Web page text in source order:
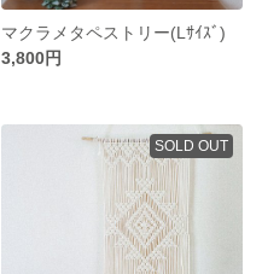
マクラメタペストリー(Lｻｲｽﾞ)
3,800円
SOLD OUT